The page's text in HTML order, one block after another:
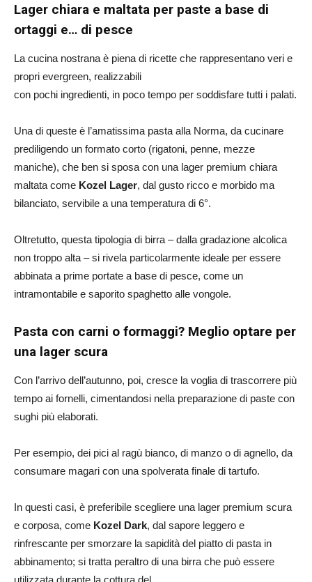
Lager chiara e maltata per paste a base di
ortaggi e… di pesce
La cucina nostrana è piena di ricette che rappresentano veri e
propri evergreen, realizzabili
con pochi ingredienti, in poco tempo per soddisfare tutti i palati.
Una di queste è l’amatissima pasta alla Norma, da cucinare
prediligendo un formato corto (rigatoni, penne, mezze
maniche), che ben si sposa con una lager premium chiara
maltata come Kozel Lager, dal gusto ricco e morbido ma
bilanciato, servibile a una temperatura di 6°.
Oltretutto, questa tipologia di birra – dalla gradazione alcolica
non troppo alta – si rivela particolarmente ideale per essere
abbinata a prime portate a base di pesce, come un
intramontabile e saporito spaghetto alle vongole.
Pasta con carni o formaggi? Meglio optare per
una lager scura
Con l’arrivo dell’autunno, poi, cresce la voglia di trascorrere più
tempo ai fornelli, cimentandosi nella preparazione di paste con
sughi più elaborati.
Per esempio, dei pici al ragù bianco, di manzo o di agnello, da
consumare magari con una spolverata finale di tartufo.
In questi casi, è preferibile scegliere una lager premium scura
e corposa, come Kozel Dark, dal sapore leggero e
rinfrescante per smorzare la sapidità del piatto di pasta in
abbinamento; si tratta peraltro di una birra che può essere
utilizzata durante la cottura del